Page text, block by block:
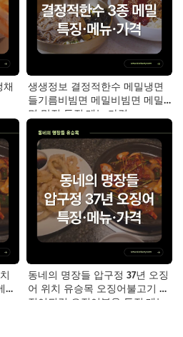
채
생생정보 결정적한수 메밀냉면
들기름비빔면 메밀비빔면 메밀
면 맛집 특징·메뉴·가격
·
동네의 명장들 압구정 37년 오징
어 위치 유승목 오징어불고기 오
징어튀김 오징어볶음 특징·메뉴·